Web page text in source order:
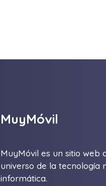
MuyMóvil
MuyMóvil es un sitio web
universo de la tecnología
informática.